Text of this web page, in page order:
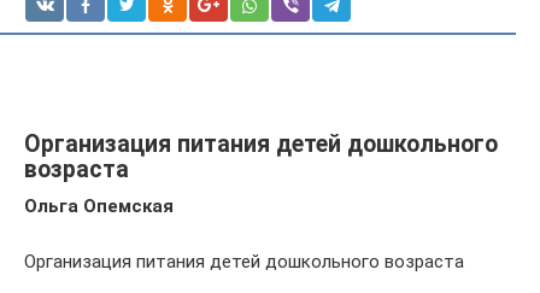
Организация питания детей дошкольного
возраста
Ольга Опемская
Организация питания детей дошкольного возраста